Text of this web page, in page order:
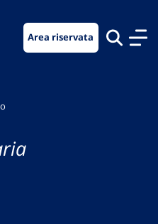
Area riservata